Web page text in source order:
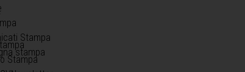
Stampa
stampa
Stampa